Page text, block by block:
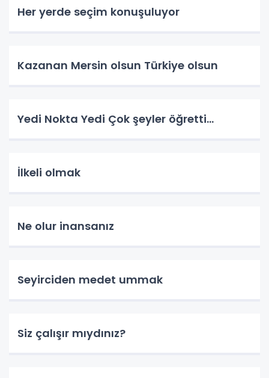
Her yerde seçim konuşuluyor
Kazanan Mersin olsun Türkiye olsun
Yedi Nokta Yedi Çok şeyler öğretti…
İlkeli olmak
Ne olur inansanız
Seyirciden medet ummak
Siz çalışır mıydınız?